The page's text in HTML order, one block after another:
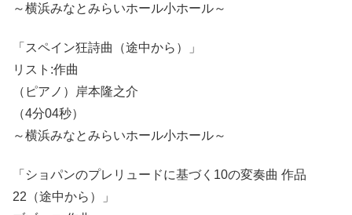
～横浜みなとみらいホール小ホール～
「スペイン狂詩曲（途中から）」
リスト:作曲
（ピアノ）岸本隆之介
（4分04秒）
～横浜みなとみらいホール小ホール～
「ショパンのプレリュードに基づく10の変奏曲 作品
22（途中から）」